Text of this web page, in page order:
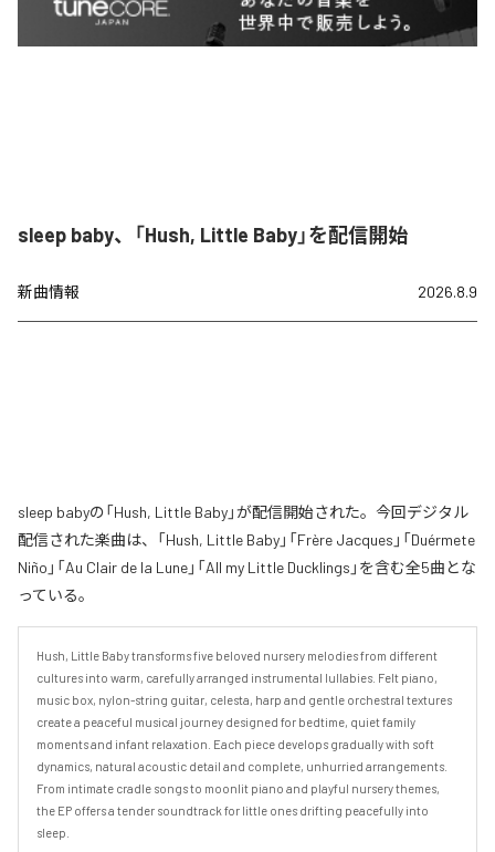
sleep baby、「Hush, Little Baby」を配信開始
新曲情報 2026.8.9
sleep babyの「Hush, Little Baby」が配信開始された。今回デジタル
配信された楽曲は、「Hush, Little Baby」「Frère Jacques」「Duérmete
Niño」「Au Clair de la Lune」「All my Little Ducklings」を含む全5曲とな
っている。
Hush, Little Baby transforms five beloved nursery melodies from different
cultures into warm, carefully arranged instrumental lullabies. Felt piano,
music box, nylon-string guitar, celesta, harp and gentle orchestral textures
create a peaceful musical journey designed for bedtime, quiet family
moments and infant relaxation. Each piece develops gradually with soft
dynamics, natural acoustic detail and complete, unhurried arrangements.
From intimate cradle songs to moonlit piano and playful nursery themes,
the EP offers a tender soundtrack for little ones drifting peacefully into
sleep.